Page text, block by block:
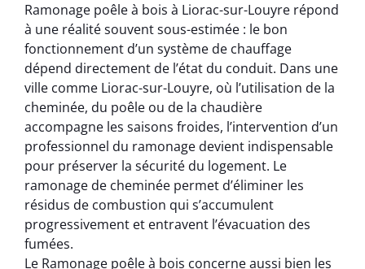
Ramonage poêle à bois à Liorac-sur-Louyre répond
à une réalité souvent sous-estimée : le bon
fonctionnement d’un système de chauffage
dépend directement de l’état du conduit. Dans une
ville comme Liorac-sur-Louyre, où l’utilisation de la
cheminée, du poêle ou de la chaudière
accompagne les saisons froides, l’intervention d’un
professionnel du ramonage devient indispensable
pour préserver la sécurité du logement. Le
ramonage de cheminée permet d’éliminer les
résidus de combustion qui s’accumulent
progressivement et entravent l’évacuation des
fumées.
Le Ramonage poêle à bois concerne aussi bien les